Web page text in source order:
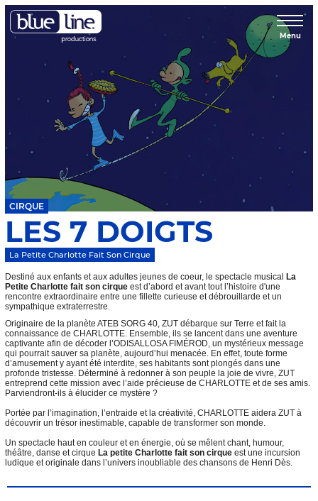
Menu
CIRQUE
LES 7 DOIGTS
La Petite Charlotte Fait Son Cirque
Destiné aux enfants et aux adultes jeunes de coeur, le spectacle musical La
Petite Charlotte fait son cirque est d’abord et avant tout l’histoire d'une
rencontre extraordinaire entre une fillette curieuse et débrouillarde et un
sympathique extraterrestre.
Originaire de la planète ATEB SORG 40, ZUT débarque sur Terre et fait la
connaissance de CHARLOTTE. Ensemble, ils se lancent dans une aventure
captivante afin de décoder l’ODISALLOSA FIMÉROD, un mystérieux message
qui pourrait sauver sa planète, aujourd’hui menacée. En effet, toute forme
d’amusement y ayant été interdite, ses habitants sont plongés dans une
profonde tristesse. Déterminé à redonner à son peuple la joie de vivre, ZUT
entreprend cette mission avec l’aide précieuse de CHARLOTTE et de ses amis.
Parviendront-ils à élucider ce mystère ?
Portée par l’imagination, l’entraide et la créativité, CHARLOTTE aidera ZUT à
découvrir un trésor inestimable, capable de transformer son monde.
Un spectacle haut en couleur et en énergie, où se mêlent chant, humour,
théâtre, danse et cirque La petite Charlotte fait son cirque est une incursion
ludique et originale dans l’univers inoubliable des chansons de Henri Dès.